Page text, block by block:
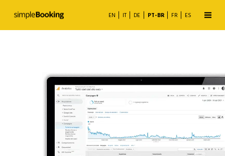
EN IT DE PT-BR FR ES
Motor de Reservas
Gestor de canais